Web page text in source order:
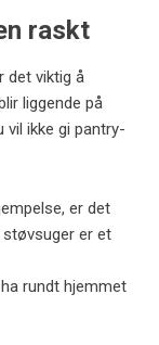
raskt
det viktig å
liggende på
vil ikke gi pantry-
er det
støvsuger er et
rundt hjemmet